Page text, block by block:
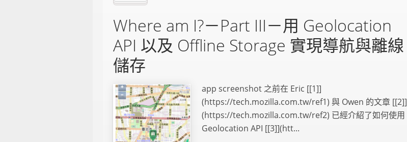
Where am I?－Part III－用 Geolocation
API 以及 Offline Storage 實現導航與離線
儲存
app screenshot 之前在 Eric [[1]]
(https://tech.mozilla.com.tw/ref1) 與 Owen 的文章 [[2]]
(https://tech.mozilla.com.tw/ref2) 已經介紹了如何使用
Geolocation API [[3]](htt...